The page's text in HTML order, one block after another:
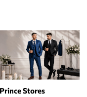
Stores